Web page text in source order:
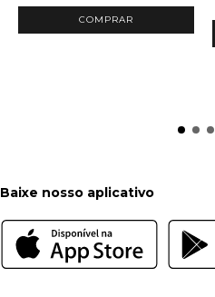
Baixe nosso aplicativo